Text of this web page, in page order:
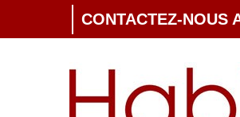
CONTACTEZ-NOUS